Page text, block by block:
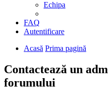
Echipa
FAQ
Autentificare
Acasă Prima pagină
Contactează un
forumului